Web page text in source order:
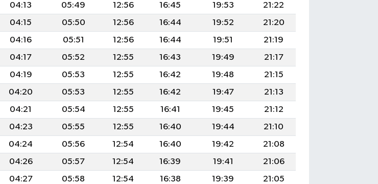
04:13 05:49 12:56 16:45 19:53
21:22
04:15 05:50 12:56 16:44 19:52
21:20
04:16 05:51 12:56 16:44 19:51
21:19
04:17 05:52 12:55 16:43 19:49
21:17
04:19 05:53 12:55 16:42 19:48
21:15
04:20 05:53 12:55 16:42 19:47
21:13
04:21 05:54 12:55 16:41 19:45
21:12
04:23 05:55 12:55 16:40 19:44
21:10
04:24 05:56 12:54 16:40 19:42
21:08
04:26 05:57 12:54 16:39 19:41
21:06
04:27 05:58 12:54 16:38 19:39
21:05